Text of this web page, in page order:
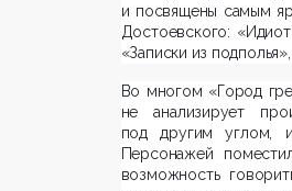
и посвящены самым
Достоевского:
«Записки из
Во многом «Город
не анализирует
под другим углом,
Персонажей
возможность